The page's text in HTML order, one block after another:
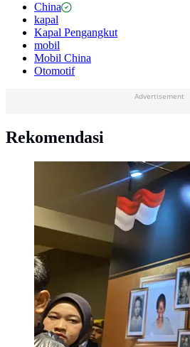
China
kapal
Kapal Pengangkut
mobil
Mobil China
Otomotif
Advertisement
Rekomendasi